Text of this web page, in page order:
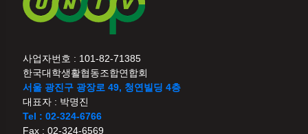
사업자번호 : 101-82-71385
한국대학생활협동조합연합회
서울 광진구 광장로 49, 청연빌딩 4층
대표자 : 박명진
Tel : 02-324-6766
Fax : 02-324-6569